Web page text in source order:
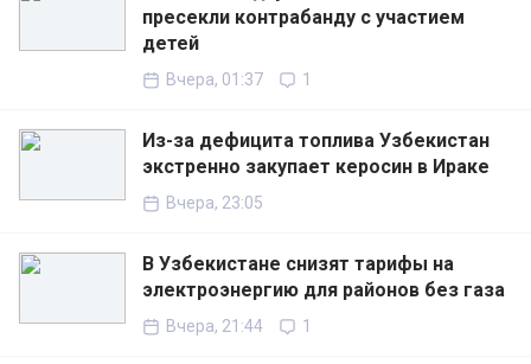
пресекли контрабанду с участием
детей
Вчера, 01:37 1
Из-за дефицита топлива Узбекистан
экстренно закупает керосин в Ираке
Вчера, 23:05
В Узбекистане снизят тарифы на
электроэнергию для районов без газа
Вчера, 21:44 1